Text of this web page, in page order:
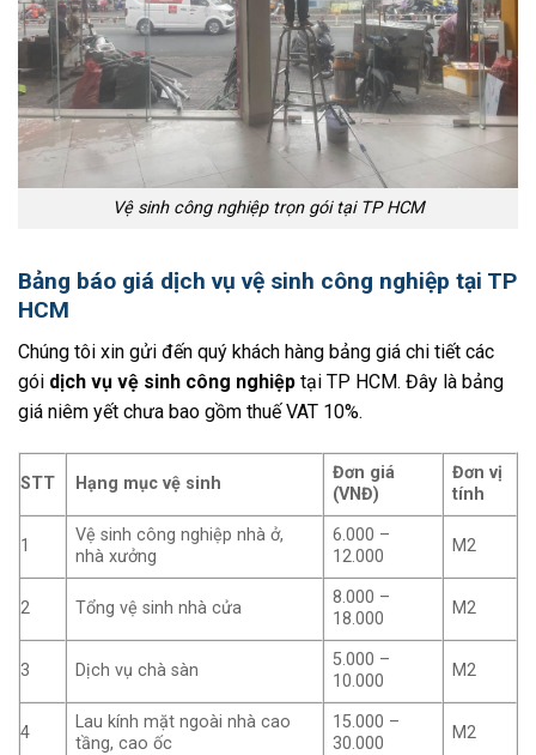
Vệ sinh công nghiệp trọn gói tại TP HCM
Bảng báo giá dịch vụ vệ sinh công nghiệp tại TP
HCM
Chúng tôi xin gửi đến quý khách hàng bảng giá chi tiết các
gói dịch vụ vệ sinh công nghiệp tại TP HCM. Đây là bảng
giá niêm yết chưa bao gồm thuế VAT 10%.
STT Hạng mục vệ sinh
Đơn giá
(VNĐ)
Đơn vị
tính
1
Vệ sinh công nghiệp nhà ở,
nhà xưởng
6.000 –
12.000
M2
2 Tổng vệ sinh nhà cửa
8.000 –
18.000
M2
3 Dịch vụ chà sàn
5.000 –
10.000
M2
4
Lau kính mặt ngoài nhà cao
tầng, cao ốc
15.000 –
30.000
M2